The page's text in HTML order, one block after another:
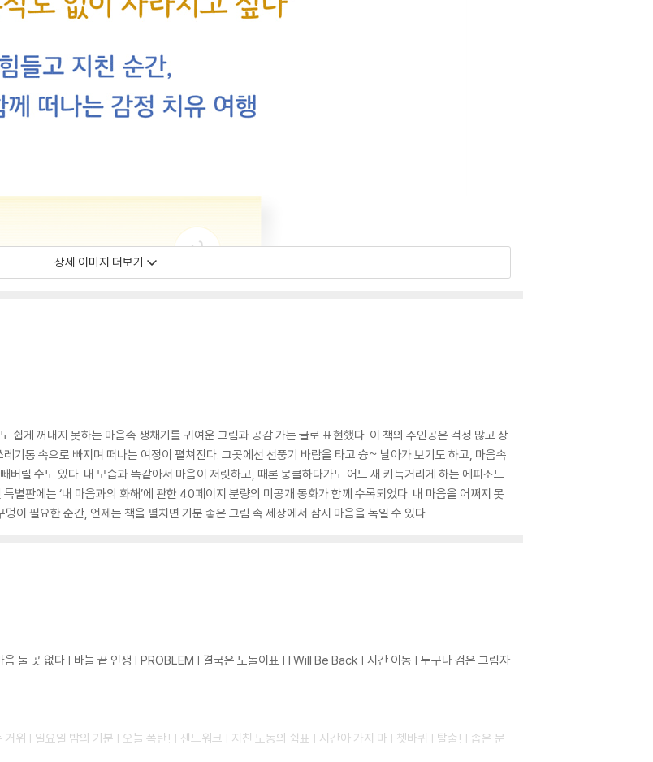
상세 이미지 더보기
쉽게 꺼내지 못하는 마음속 생채기를 귀여운 그림과 공감 가는 글로 표현했다. 이 책의 주인공은 걱정 많고 상
기통 속으로 빠지며 떠나는 여정이 펼쳐진다. 그곳에선 선풍기 바람을 타고 슝~ 날아가 보기도 하고, 마음속
버릴 수도 있다. 내 모습과 똑같아서 마음이 저릿하고, 때론 뭉클하다가도 어느 새 키득거리게 하는 에피소드
별판에는 ‘내 마음과의 화해’에 관한 40페이지 분량의 미공개 동화가 함께 수록되었다. 내 마음을 어쩌지 못
이 필요한 순간, 언제든 책을 펼치면 기분 좋은 그림 속 세상에서 잠시 마음을 녹일 수 있다.
둘 곳 없다 | 바늘 끝 인생 | PROBLEM | 결국은 도돌이표 | I Will Be Back | 시간 이동 | 누구나 검은 그림자
위 | 일요일 밤의 기분 | 오늘 폭탄! | 샌드워크 | 지친 노동의 쉼표 | 시간아 가지 마 | 쳇바퀴 | 탈출! | 좁은 문